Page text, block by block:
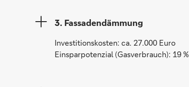
3. Fassadendämmung
Investitionskosten: ca. 27.000 Euro
Einsparpotenzial (Gasverbrauch): 19 %